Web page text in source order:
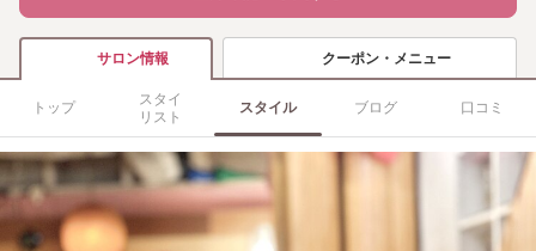
サロン情報 クーポン・メニュー
トップ
スタイ
リスト
スタイル ブログ 口コミ